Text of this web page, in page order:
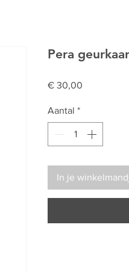
Pera
€ 30,00
Aantal *
In je